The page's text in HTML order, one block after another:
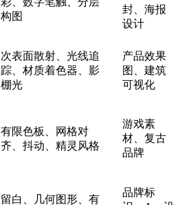
构图
封、海报
设计
次表面散射、光线追
踪、材质着色器、影
棚光
产品效果
图、建筑
可视化
有限色板、网格对
齐、抖动、精灵风格
游戏素
材、复古
品牌
留白、几何图形、有
品牌标